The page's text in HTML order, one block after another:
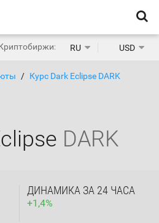
1 471
RU USD
Курс Dark Eclipse DARK
DARK
ДИНАМИКА ЗА 24 ЧАСА
+1,4%